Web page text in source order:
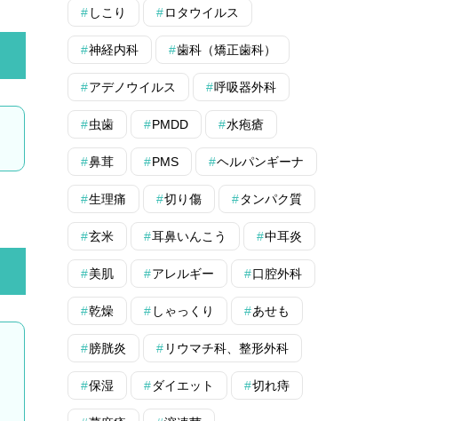
しこり ロタウイルス
神経内科 歯科（矯正歯科）
アデノウイルス 呼吸器外科
虫歯 PMDD 水疱瘡
鼻茸 PMS ヘルパンギーナ
生理痛 切り傷 タンパク質
玄米 耳鼻いんこう 中耳炎
美肌 アレルギー 口腔外科
乾燥 しゃっくり あせも
膀胱炎 リウマチ科、整形外科
保湿 ダイエット 切れ痔